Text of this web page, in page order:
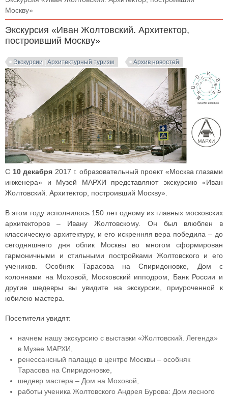
Москву»
Экскурсия «Иван Жолтовский. Архитектор,
построивший Москву»
Экскурсии | Архитектурный туризм Архив новостей
C 10 декабря 2017 г. образовательный проект «Москва глазами
инженера» и Музей МАРХИ представляют экскурсию «Иван
Жолтовский. Архитектор, построивший Москву».
В этом году исполнилось 150 лет одному из главных московских
архитекторов – Ивану Жолтовскому. Он был влюблен в
классическую архитектуру, и его искренняя вера победила – до
сегодняшнего дня облик Москвы во многом сформирован
гармоничными и стильными постройками Жолтовского и его
учеников. Особняк Тарасова на Спиридоновке, Дом с
колоннами на Моховой, Московский ипподром, Банк России и
другие шедевры вы увидите на экскурсии, приуроченной к
юбилею мастера.
Посетители увидят:
начнем нашу экскурсию с выставки «Жолтовский. Легенда»
в Музее МАРХИ,
ренессансный палаццо в центре Москвы – особняк
Тарасова на Спиридоновке,
шедевр мастера – Дом на Моховой,
работы ученика Жолтовского Андрея Бурова: Дом лесного